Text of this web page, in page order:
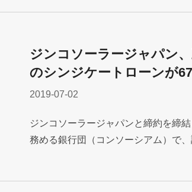
ジンコソーラージャパン
のシンジケートローンが
2019-07-02
ジンコソーラージャパンと締約を締
務める銀行団（コンソーシアム）で、